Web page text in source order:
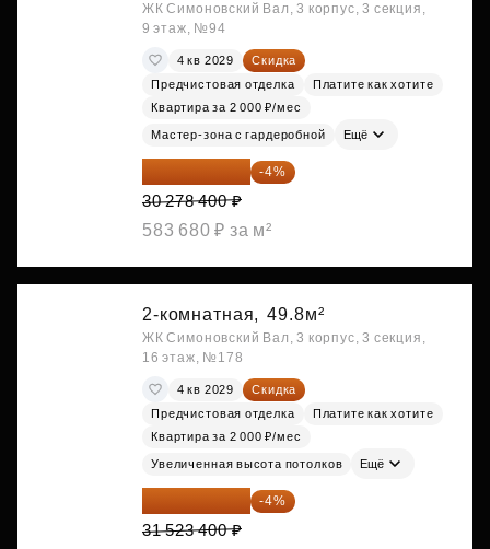
ЖК Симоновский Вал, 3 корпус, 3 секция,
9 этаж, №94
4 кв 2029
Скидка
Предчистовая отделка
Платите как хотите
Квартира за 2 000 ₽/мес
Мастер-зона с гардеробной Ещё
29 067 264 ₽ -4%
30 278 400 ₽
583 680 ₽ за м²
2-комнатная, 49.8м²
ЖК Симоновский Вал, 3 корпус, 3 секция,
16 этаж, №178
4 кв 2029
Скидка
Предчистовая отделка
Платите как хотите
Квартира за 2 000 ₽/мес
Увеличенная высота потолков Ещё
30 262 464 ₽ -4%
31 523 400 ₽